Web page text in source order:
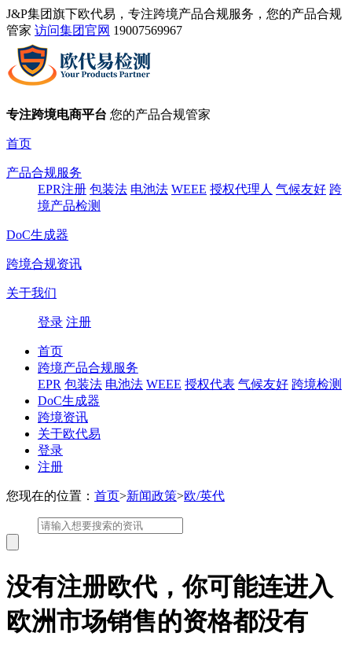
J&P集团旗下欧代易，专注跨境产品合规服务，您的产品合规
管家 访问集团官网 19007569967
专注跨境电商平台 您的产品合规管家
首页
产品合规服务
EPR注册 包装法 电池法 WEEE 授权代理人 气候友好 跨
境产品检测
DoC生成器
跨境合规资讯
关于我们
登录 注册
首页
跨境产品合规服务
EPR 包装法 电池法 WEEE 授权代表 气候友好 跨境检测
DoC生成器
跨境资讯
关于欧代易
登录
注册
您现在的位置： 首页>新闻政策>欧/英代
没有注册欧代，你可能连进入
欧洲市场销售的资格都没有